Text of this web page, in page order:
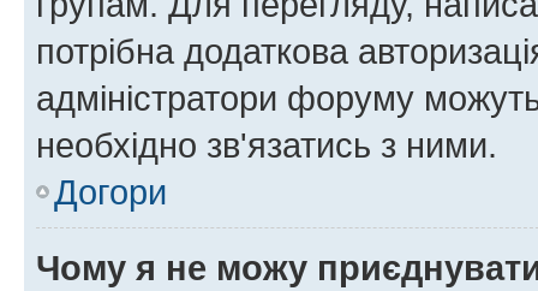
потрібна додаткова
адміністратори форуму
необхідно зв'язатись з ними.
Догори
Чому я не можу